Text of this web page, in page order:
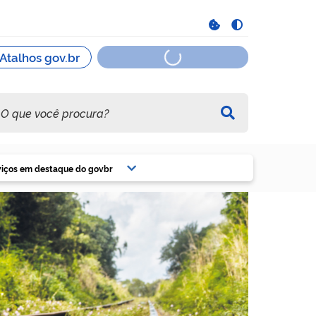
em destaque do govbr